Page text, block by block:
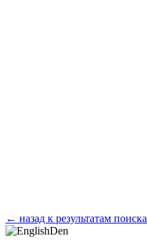
← назад к результатам поиска